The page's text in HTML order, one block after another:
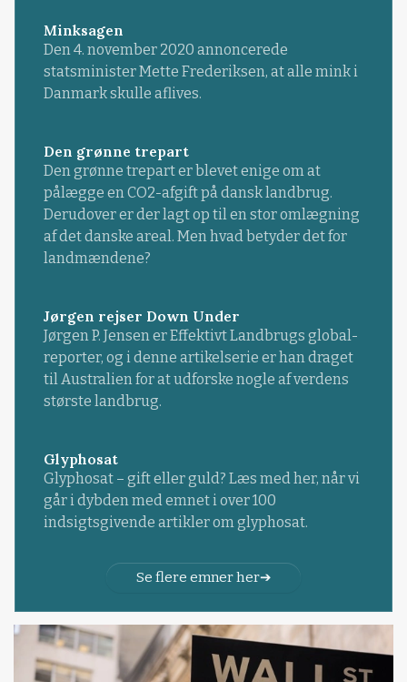
Minksagen
Den 4. november 2020 annoncerede
statsminister Mette Frederiksen, at alle mink i
Danmark skulle aflives.
Den grønne trepart
Den grønne trepart er blevet enige om at
pålægge en CO2-afgift på dansk landbrug.
Derudover er der lagt op til en stor omlægning
af det danske areal. Men hvad betyder det for
landmændene?
Jørgen rejser Down Under
Jørgen P. Jensen er Effektivt Landbrugs global-
reporter, og i denne artikelserie er han draget
til Australien for at udforske nogle af verdens
største landbrug.
Glyphosat
Glyphosat – gift eller guld? Læs med her, når vi
går i dybden med emnet i over 100
indsigtsgivende artikler om glyphosat.
Se flere emner her